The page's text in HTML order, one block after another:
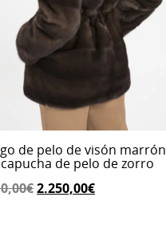
de pelo de visón marrón
de pelo de zorro
€El
2.250,00€El